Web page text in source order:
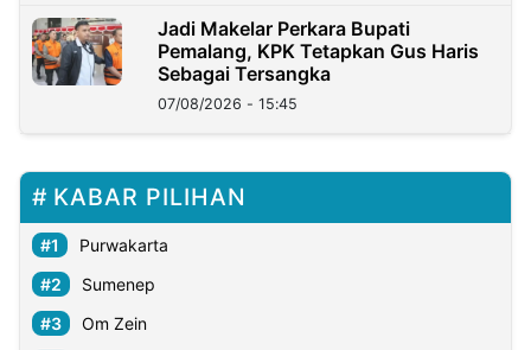
Jadi Makelar Perkara Bupati
Pemalang, KPK Tetapkan Gus Haris
Sebagai Tersangka
07/08/2026 - 15:45
KABAR PILIHAN
Purwakarta
Sumenep
Om Zein